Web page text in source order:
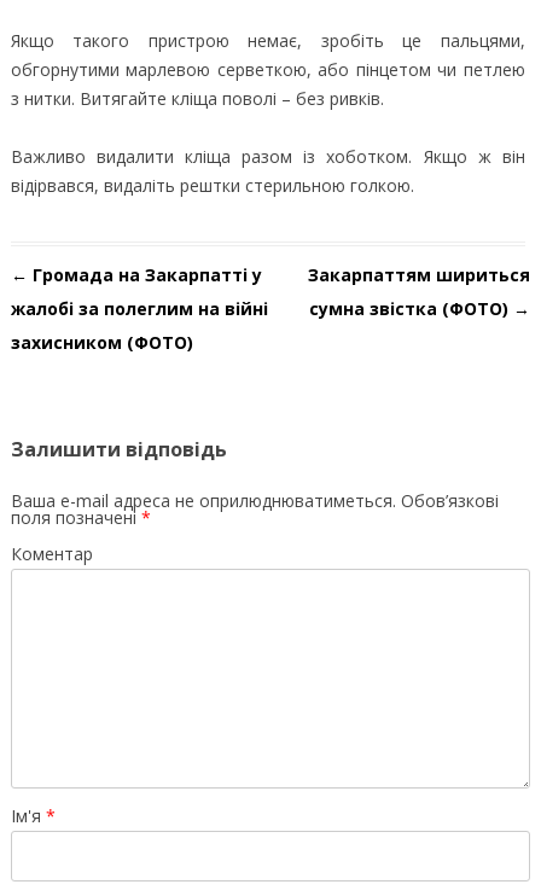
Якщо такого пристрою немає, зробіть це пальцями,
обгорнутими марлевою серветкою, або пінцетом чи петлею
з нитки. Витягайте кліща поволі – без ривків.
Важливо видалити кліща разом із хоботком. Якщо ж він
відірвався, видаліть рештки стерильною голкою.
Навігація по запису
← Громада на Закарпатті у
жалобі за полеглим на війні
захисником (ФОТО)
Закарпаттям шириться
сумна звістка (ФОТО) →
Залишити відповідь
Ваша e-mail адреса не оприлюднюватиметься. Обов’язкові
поля позначені *
Коментар
Ім'я *